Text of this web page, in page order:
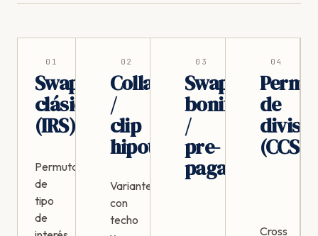
01
Swap
clásico
(IRS)
Permuta
de
tipo
de
02
Collar
/
clip
hipotecario
Variantes
con
techo
03
Swap
bonificado
/
pre-
pagado
04
de
divisa
(CCS)
Cross